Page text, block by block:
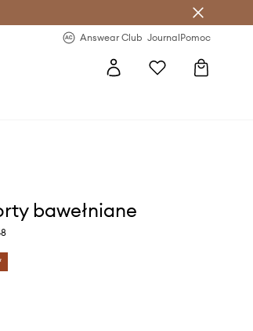
Answear Club JournalPomoc
bawełniane